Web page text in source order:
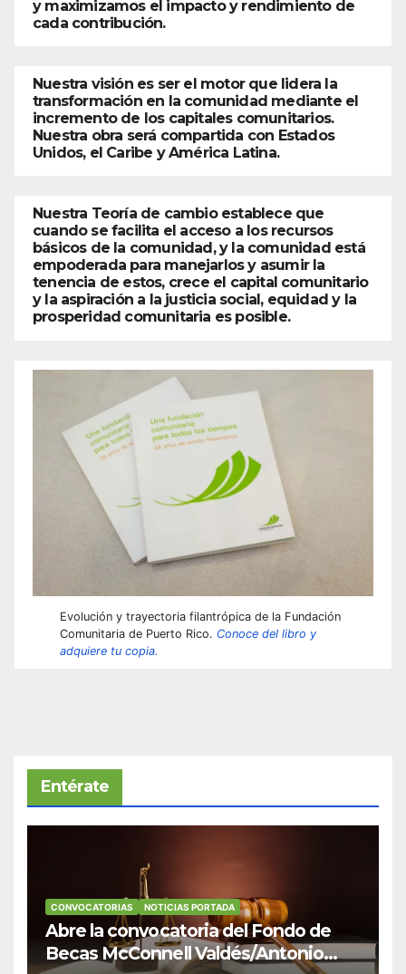
y maximizamos el impacto y rendimiento de
cada contribución.
Nuestra visión es ser el motor que lidera la
transformación en la comunidad mediante el
incremento de los capitales comunitarios.
Nuestra obra será compartida con Estados
Unidos, el Caribe y América Latina.
Nuestra Teoría de cambio establece que
cuando se facilita el acceso a los recursos
básicos de la comunidad, y la comunidad está
empoderada para manejarlos y asumir la
tenencia de estos, crece el capital comunitario
y la aspiración a la justicia social, equidad y la
prosperidad comunitaria es posible.
Evolución y trayectoria filantrópica de la Fundación
Comunitaria de Puerto Rico. Conoce del libro y
adquiere tu copia.
Entérate
CONVOCATORIAS NOTICIAS PORTADA
Abre la convocatoria del Fondo de
Becas McConnell Valdés/Antonio